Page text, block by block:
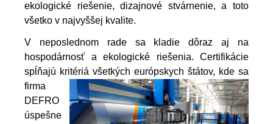
ekologické riešenie, dizajnové stvárnenie, a toto
všetko v najvyššej kvalite.
V neposlednom rade sa kladie dôraz aj na
hospodárnosť a ekologické riešenia. Certifikácie
spĺňajú kritériá všetkých európskych štátov, kde sa
firma
DEFRO
úspešne